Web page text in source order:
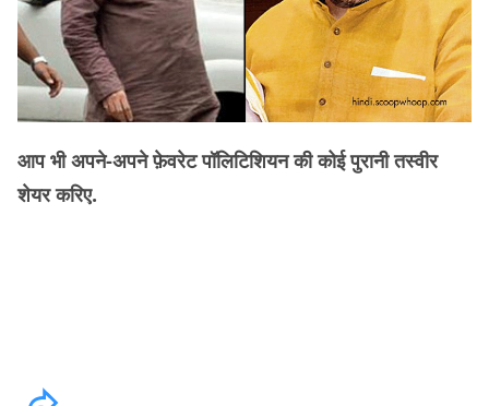
आप भी अपने-अपने फ़ेवरेट पॉलिटिशियन की कोई पुरानी तस्वीर
शेयर करिए.